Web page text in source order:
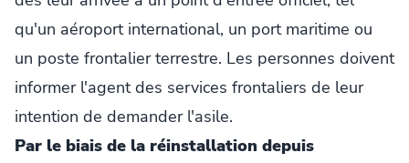
qu'un aéroport international, un port maritime ou
un poste frontalier terrestre. Les personnes doivent
informer l'agent des services frontaliers de leur
intention de demander l'asile.
Par le biais de la réinstallation depuis